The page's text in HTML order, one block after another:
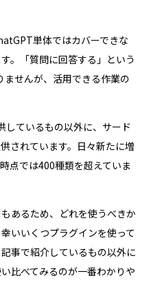
単体ではカバーできな
。「質問に回答する」という
せんが、活用できる作業の
しているもの以外に、サード
されています。日々新たに増
点では400種類を超えていま
あるため、どれを使うべきか
いいくつプラグインを使って
事で紹介しているもの以外に
比べてみるのが一番わかりや